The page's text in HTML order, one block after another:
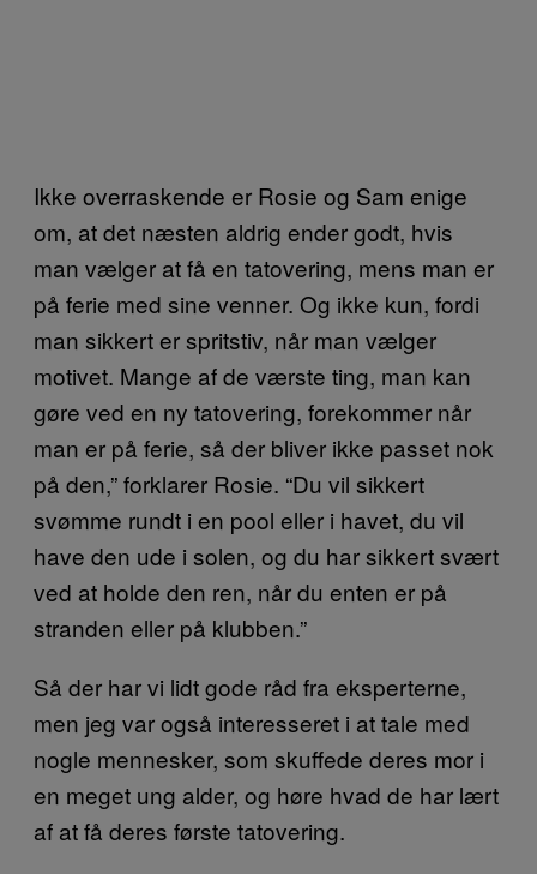
Ikke overraskende er Rosie og Sam enige
om, at det næsten aldrig ender godt, hvis
man vælger at få en tatovering, mens man er
på ferie med sine venner. Og ikke kun, fordi
man sikkert er spritstiv, når man vælger
motivet. Mange af de værste ting, man kan
gøre ved en ny tatovering, forekommer når
man er på ferie, så der bliver ikke passet nok
på den,” forklarer Rosie. “Du vil sikkert
svømme rundt i en pool eller i havet, du vil
have den ude i solen, og du har sikkert svært
ved at holde den ren, når du enten er på
stranden eller på klubben.”
Så der har vi lidt gode råd fra eksperterne,
men jeg var også interesseret i at tale med
nogle mennesker, som skuffede deres mor i
en meget ung alder, og høre hvad de har lært
af at få deres første tatovering.